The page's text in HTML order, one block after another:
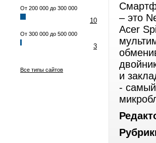
От 200 000 до 300 000
10
От 300 000 до 500 000
3
Все типы сайтов
– это
Acer
и
-